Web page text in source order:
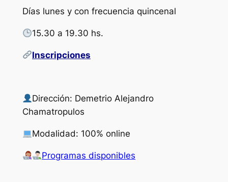
Días lunes y con frecuencia quincenal
15.30 a 19.30 hs.
Inscripciones
Dirección: Demetrio Alejandro
Chamatropulos
Modalidad: 100% online
Programas disponibles